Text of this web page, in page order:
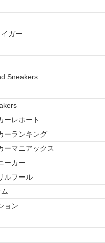
ガー
Sneakers
ーレポート
ーランキング
ーマニアックス
ーカー
ルフール
ョン